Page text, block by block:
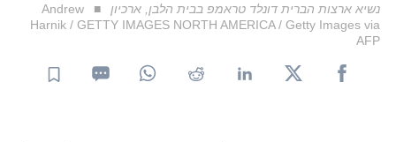
נשיא ארצות הברית דונלד טראמפ בבית הלבן, ארכיון
Andrew
Harnik / GETTY IMAGES NORTH AMERICA / Getty Images via
AFP